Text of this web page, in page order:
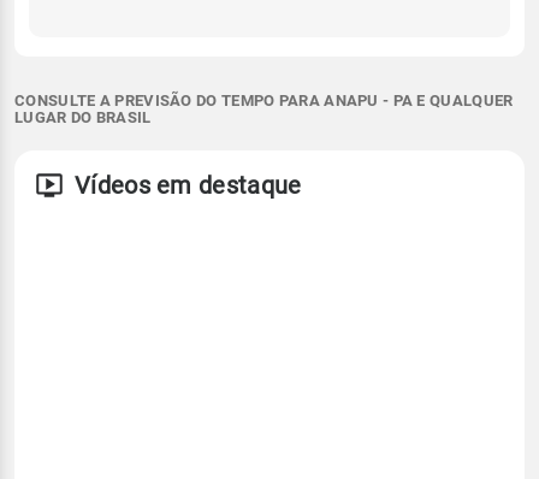
CONSULTE A PREVISÃO DO TEMPO PARA ANAPU - PA E QUALQUER
LUGAR DO BRASIL
Vídeos em destaque